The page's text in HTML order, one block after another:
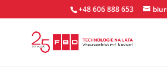
+48 606 888 653